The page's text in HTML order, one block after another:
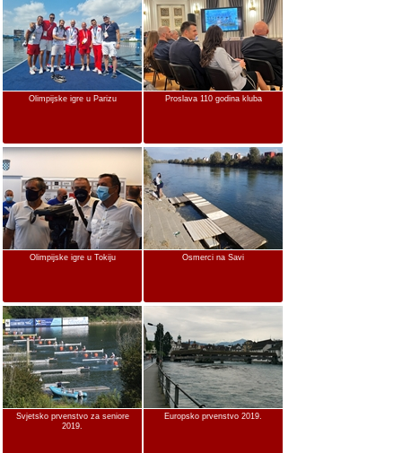
Olimpijske igre u Parizu Proslava 110 godina kluba
Olimpijske igre u Tokiju Osmerci na Savi
Svjetsko prvenstvo za seniore
2019.
Europsko prvenstvo 2019.